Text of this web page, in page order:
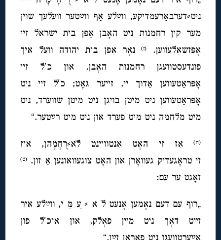
ניט⸗דערבאַרעמדיקע, ווײַלע אַף ווײַטער וועלעך שוין
מער קין רחמנות ניט האָבן אַפן בית ישראל זיי
אָפּזשאַלעווען.
(ז)נאָר אַפן בית יהודה וועל איך
פונדעסטוועגן רחמנות האָבן, און כ′ל זיי
אָפּראַטעווען אַדוך יי, זייער גאָט; כ′ל זיי ניט
אָפּראַטעווען ניט מיטן בויגן ניט מיטן שווערד, ניט
מיט מלחמה ניט מיט פערד און ניט מיט רײַטער.“
(ח)
אַז זי האָט אַנטוויינט לׁא⸗רֻחָמָהן, איז
זי טראָגעדיק געוואָרן און האָט צוגעוואונען אַ זון. (ט)
זאָגט ער עם:
„רוף עם דעם נאָמען אָנעט לׁ א ⸗ עַ מִּ י, ווײַלע איר
זײַט דאָך ניט מײַן פאָלק, און איכ′ל פון
אײַערטוועגןניט פאַראַן זײַן.“